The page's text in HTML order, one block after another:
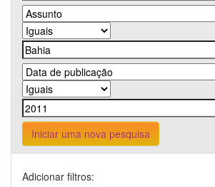
Iniciar uma nova pesquisa
Adicionar filtros: